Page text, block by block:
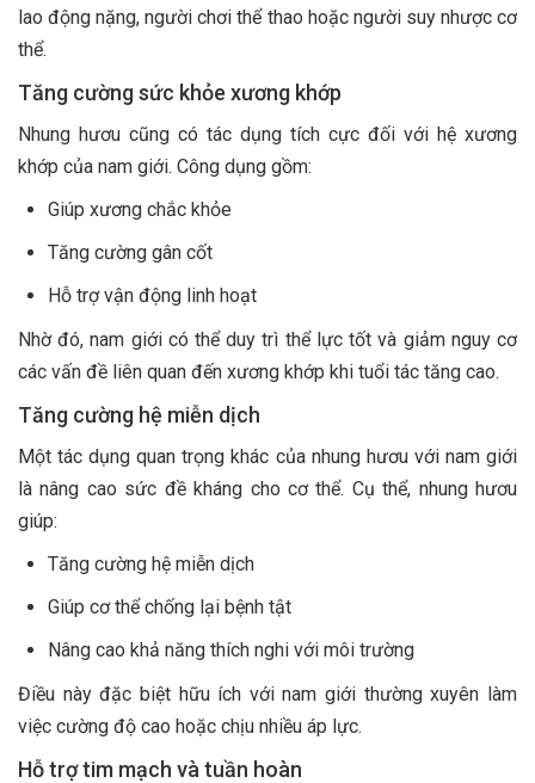
lao động nặng, người chơi thể thao hoặc người suy nhược cơ
thể.
Tăng cường sức khỏe xương khớp
Nhung hươu cũng có tác dụng tích cực đối với hệ xương
khớp của nam giới. Công dụng gồm:
Giúp xương chắc khỏe
Tăng cường gân cốt
Hỗ trợ vận động linh hoạt
Nhờ đó, nam giới có thể duy trì thể lực tốt và giảm nguy cơ
các vấn đề liên quan đến xương khớp khi tuổi tác tăng cao.
Tăng cường hệ miễn dịch
Một tác dụng quan trọng khác của nhung hươu với nam giới
là nâng cao sức đề kháng cho cơ thể. Cụ thể, nhung hươu
giúp:
Tăng cường hệ miễn dịch
Giúp cơ thể chống lại bệnh tật
Nâng cao khả năng thích nghi với môi trường
Điều này đặc biệt hữu ích với nam giới thường xuyên làm
việc cường độ cao hoặc chịu nhiều áp lực.
Hỗ trợ tim mạch và tuần hoàn